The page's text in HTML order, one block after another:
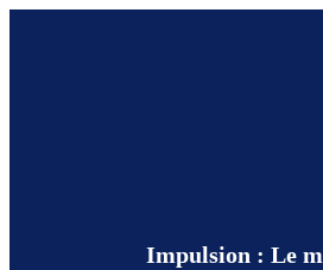
Impulsion : Le